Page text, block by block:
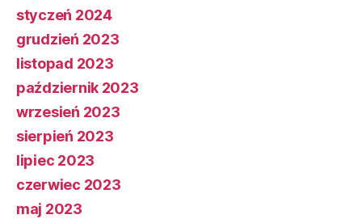
styczeń 2024
grudzień 2023
listopad 2023
październik 2023
wrzesień 2023
sierpień 2023
lipiec 2023
czerwiec 2023
maj 2023